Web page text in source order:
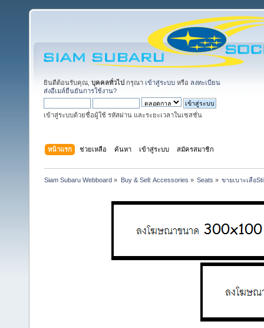
ยินดีต้อนรับคุณ, บุคคลทั่วไป กรุณา เข้าสู่ระบบ หรือ ลงทะเบียน
ส่งอีเมล์ยืนยันการใช้งาน?
เข้าสู่ระบบด้วยชื่อผู้ใช้ รหัสผ่าน และระยะเวลาในเซสชั่น
หน้าแรก ช่วยเหลือ ค้นหา เข้าสู่ระบบ สมัครสมาชิก
Siam Subaru Webboard » Buy & Sell: Accessories » Seats » ขายเบาะเสือSti